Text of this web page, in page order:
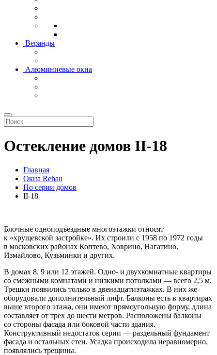
Веранды
Алюминиевые окна
Остекление домов II-18
Главная
Окна Rehau
По серии домов
II-18
Блочные одноподъездные многоэтажки относят
к «хрущевской застройке». Их строили с 1958 по 1972 годы
в московских районах Коптево, Ховрино, Нагатино,
Измайлово, Кузьминки и других.
В домах 8, 9 или 12 этажей. Одно- и двухкомнатные квартиры
со смежными комнатами и низкими потолками — всего 2,5 м.
Трешки появились только в двенадцатиэтажках. В них же
оборудовали дополнительный лифт. Балконы есть в квартирах
выше второго этажа, они имеют прямоугольную форму, длина
составляет от трех до шести метров. Расположены балконы
со стороны фасада или боковой части здания.
Конструктивный недостаток серии — раздельный фундамент
фасада и остальных стен. Усадка происходила неравномерно,
появлялись трещины.